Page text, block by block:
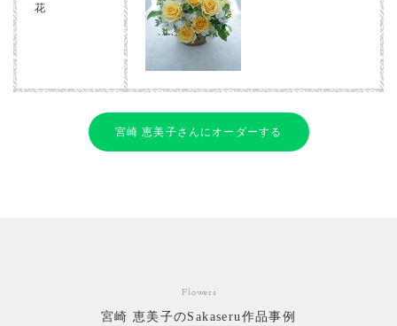
花
宮崎 恵美子さんにオーダーする
Flowers
宮崎 恵美子のSakaseru作品事例